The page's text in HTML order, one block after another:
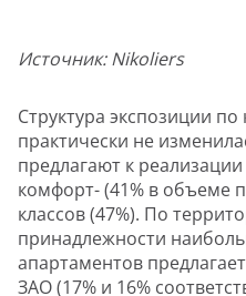
Источник:Nikoliers
Структура экспозиции по
практически не
предлагают к
комфорт- (41% в объеме
классов (47%). По
принадлежности
апартаментов
ЗАО (17% и 16%